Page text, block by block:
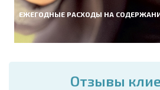
ЕЖЕГОДНЫЕ РАСХОДЫ НА
Отзывы